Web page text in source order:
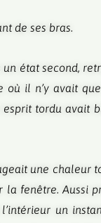
de ses bras.
état second,
il n’y avait que
tordu avait
une chaleur
fenêtre. Aussi
un